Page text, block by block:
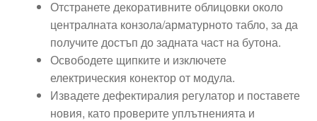
Отстранете декоративните облицовки около
централната конзола/арматурното табло, за да
получите достъп до задната част на бутона.
Освободете щипките и изключете
електрическия конектор от модула.
Извадете дефектиралия регулатор и поставете
новия, като проверите уплътненията и